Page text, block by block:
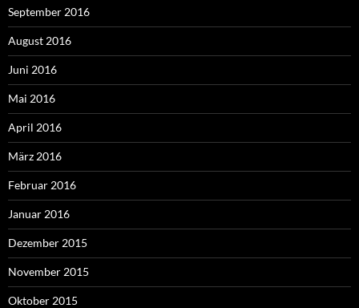
September 2016
August 2016
Juni 2016
Mai 2016
April 2016
März 2016
Februar 2016
Januar 2016
Dezember 2015
November 2015
Oktober 2015